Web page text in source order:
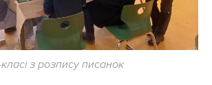
з розпису писанок